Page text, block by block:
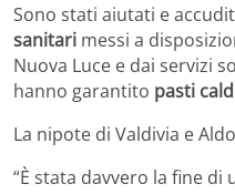
Sono stati aiutati e
sanitari messi a
Nuova Luce e dai servizi
hanno garantito pasti
La nipote di Valdivia e
“È stata davvero la fine